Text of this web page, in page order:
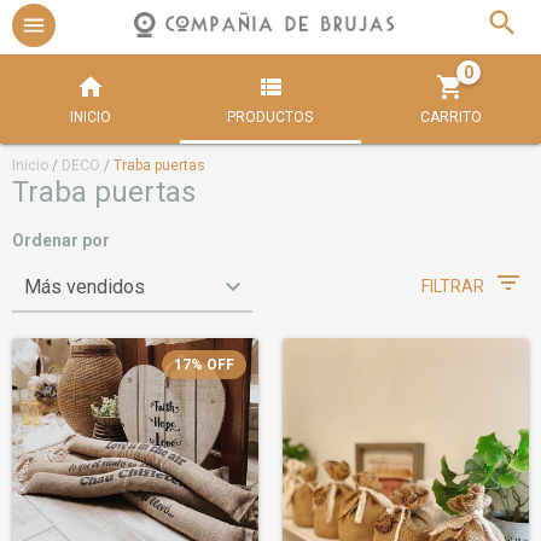
INICIO PRODUCTOS CARRITO
0
Inicio / DECO / Traba puertas
Traba puertas
Ordenar por
FILTRAR
17%OFF